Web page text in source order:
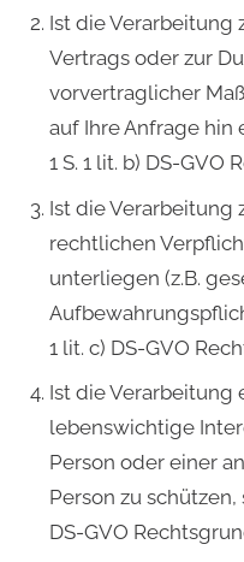
Ist die Verarbeitung
Vertrags oder zur
vorvertraglicher
auf Ihre Anfrage hin
1 S. 1 lit. b) DS-GVO
Ist die Verarbeitung
rechtlichen
unterliegen (z.B.
1 lit. c) DS-GVO
Ist die Verarbeitung
lebenswichtige
Person oder einer
Person zu schützen,
DS-GVO